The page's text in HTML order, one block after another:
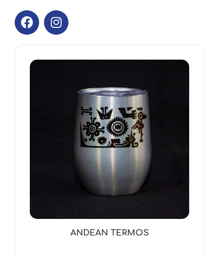
ANDEAN TERMOS